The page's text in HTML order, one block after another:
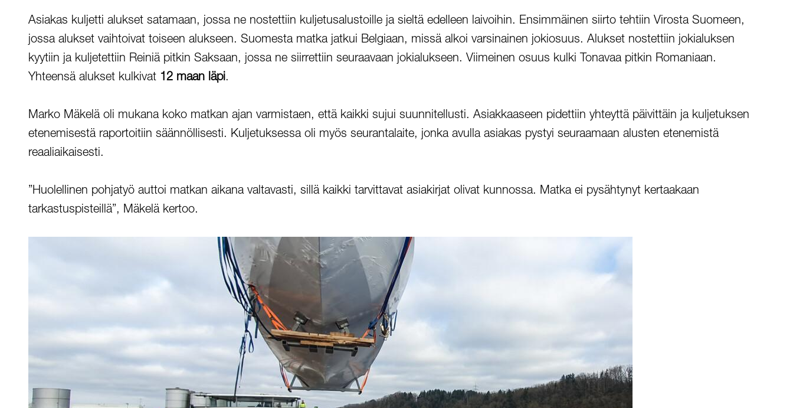
Asiakas kuljetti alukset satamaan, jossa ne nostettiin kuljetusalustoille ja sieltä edelleen laivoihin. Ensimmäinen siirto tehtiin Virosta Suomeen,
jossa alukset vaihtoivat toiseen alukseen. Suomesta matka jatkui Belgiaan, missä alkoi varsinainen jokiosuus. Alukset nostettiin jokialuksen
kyytiin ja kuljetettiin Reiniä pitkin Saksaan, jossa ne siirrettiin seuraavaan jokialukseen. Viimeinen osuus kulki Tonavaa pitkin Romaniaan.
Yhteensä alukset kulkivat 12 maan läpi.
Marko Mäkelä oli mukana koko matkan ajan varmistaen, että kaikki sujui suunnitellusti. Asiakkaaseen pidettiin yhteyttä päivittäin ja kuljetuksen
etenemisestä raportoitiin säännöllisesti. Kuljetuksessa oli myös seurantalaite, jonka avulla asiakas pystyi seuraamaan alusten etenemistä
reaaliaikaisesti.
”Huolellinen pohjatyö auttoi matkan aikana valtavasti, sillä kaikki tarvittavat asiakirjat olivat kunnossa. Matka ei pysähtynyt kertaakaan
tarkastuspisteillä”, Mäkelä kertoo.